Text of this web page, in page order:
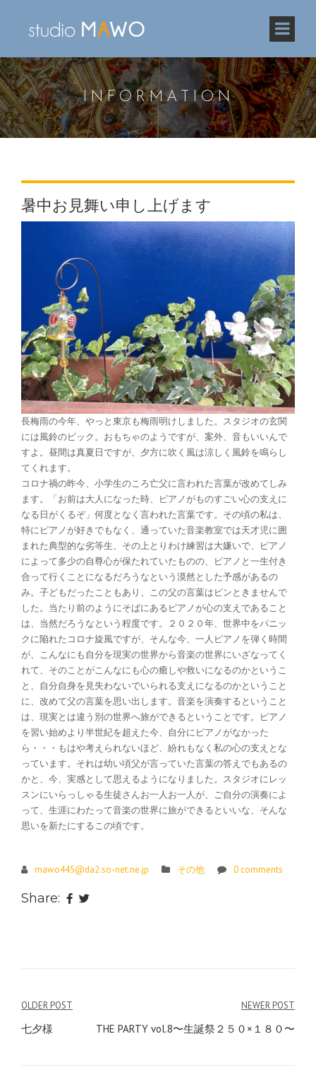
INFORMATION
暑中お見舞い申し上げます
長梅雨の今年、やっと東京も梅雨明けしました。スタジオの玄関
には風鈴のピック。おもちゃのようですが、案外、音もいいんで
すよ。昼間は真夏日ですが、夕方に吹く風は涼しく風鈴を鳴らし
てくれます。
コロナ禍の昨今、小学生のころ亡父に言われた言葉が改めてしみ
ます。「お前は大人になった時、ピアノがものすごい心の支えに
なる日がくるぞ」何度となく言われた言葉です。その頃の私は、
特にピアノが好きでもなく、通っていた音楽教室では天才児に囲
まれた典型的な劣等生、その上とりわけ練習は大嫌いで、ピアノ
によって多少の自尊心が保たれていたものの、ピアノと一生付き
合って行くことになるだろうなという漠然とした予感があるの
み。子どもだったこともあり、この父の言葉はピンときませんで
した。当たり前のようにそばにあるピアノが心の支えであること
は、当然だろうなという程度です。２０２０年、世界中をパニッ
クに陥れたコロナ旋風ですが、そんな今、一人ピアノを弾く時間
が、こんなにも自分を現実の世界から音楽の世界にいざなってく
れて、そのことがこんなにも心の癒しや救いになるのかというこ
と、自分自身を見失わないでいられる支えになるのかということ
に、改めて父の言葉を思い出します。音楽を演奏するということ
は、現実とは違う別の世界へ旅ができるということです。ピアノ
を習い始めより半世紀を超えた今、自分にピアノがなかった
ら・・・もはや考えられないほど、紛れもなく私の心の支えとな
っています。それは幼い頃父が言っていた言葉の答えでもあるの
かと、今、実感として思えるようになりました。スタジオにレッ
スンにいらっしゃる生徒さんお一人お一人が、ご自分の演奏によ
って、生涯にわたって音楽の世界に旅ができるといいな、そんな
思いを新たにするこの頃です。
mawo445@da2.so-net.ne.jp その他 0 comments
Share:
投
稿
OLDER POST
七夕様
NEWER POST
THE PARTY vol.8〜生誕祭２５０×１８０〜